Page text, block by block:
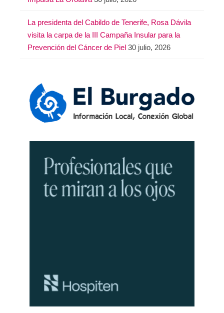
La presidenta del Cabildo de Tenerife, Rosa Dávila
visita la carpa de la III Campaña Insular para la
Prevención del Cáncer de Piel 30 julio, 2026